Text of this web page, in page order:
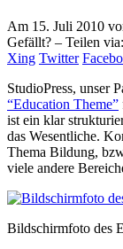
Am 15. Juli 2010
Gefällt? – Teilen via:
Xing Twitter
StudioPress, unser
“Education Theme”
ist ein klar
das Wesentliche.
Thema Bildung,
viele andere
Bildschirmfoto des